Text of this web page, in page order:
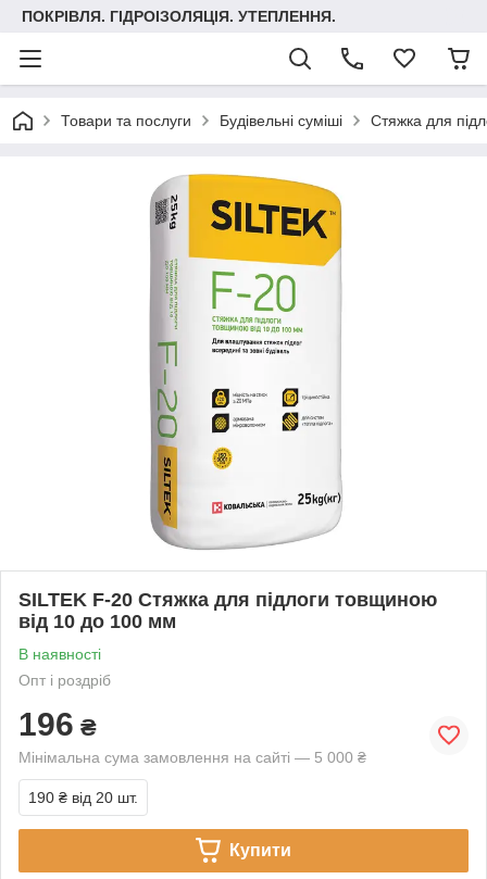
ПОКРІВЛЯ. ГІДРОІЗОЛЯЦІЯ. УТЕПЛЕННЯ.
Товари та послуги Будівельні суміші Стяжка для
SILTEK F-20 Стяжка для підлоги товщиною
від 10 до 100 мм
В наявності
Опт і роздріб
196 ₴
Мінімальна сума замовлення на сайті — 5 000 ₴
190 ₴ від 20 шт.
Купити